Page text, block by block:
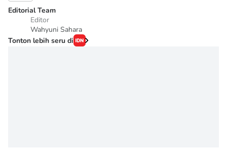
Editorial Team
Editor
Wahyuni Sahara
Tonton lebih seru di